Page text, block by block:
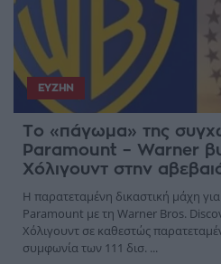
ΕΥΖΗΝ
Το «πάγωμα» της
Paramount – Warner
Χόλιγουντ στην
Η παρατεταμένη δικαστική μάχη
Paramount με τη Warner Bros.
Χόλιγουντ σε καθεστώς
συμφωνία των 111 δισ. ...